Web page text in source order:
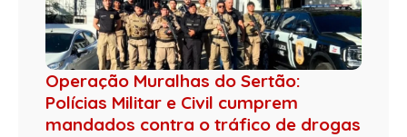
Operação Muralhas do Sertão:
Polícias Militar e Civil cumprem
mandados contra o tráfico de drogas